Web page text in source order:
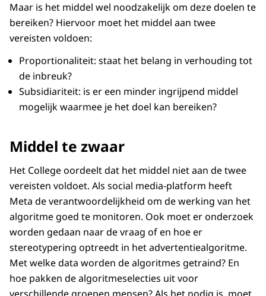
Maar is het middel wel noodzakelijk om deze doelen te
bereiken? Hiervoor moet het middel aan twee
vereisten voldoen:
Proportionaliteit: staat het belang in verhouding tot
de inbreuk?
Subsidiariteit: is er een minder ingrijpend middel
mogelijk waarmee je het doel kan bereiken?
Middel te zwaar
Het College oordeelt dat het middel niet aan de twee
vereisten voldoet. Als social media-platform heeft
Meta de verantwoordelijkheid om de werking van het
algoritme goed te monitoren. Ook moet er onderzoek
worden gedaan naar de vraag of en hoe er
stereotypering optreedt in het advertentiealgoritme.
Met welke data worden de algoritmes getraind? En
hoe pakken de algoritmeselecties uit voor